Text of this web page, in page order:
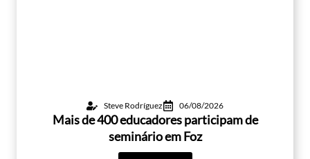
Steve Rodríguez 06/08/2026
Mais de 400 educadores participam de
seminário em Foz